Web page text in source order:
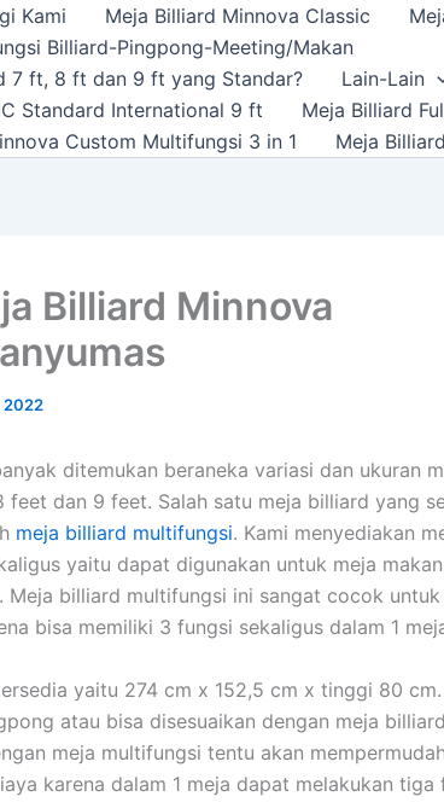
Kami Meja Billiard Minnova Classic
Billiard-Pingpong-Meeting/Makan
7 ft, 8 ft dan 9 ft yang Standar?
Lain-Lain
Standard International 9 ft
Meja Billiard
Custom Multifungsi 3 in 1 Meja
Billiard Minnova
2022
ditemukan beraneka variasi dan ukuran
dan 9 feet. Salah satu meja billiard yang
meja billiard multifungsi. Kami menyediakan
yaitu dapat digunakan untuk meja
Meja billiard multifungsi ini sangat cocok untuk
bisa memiliki 3 fungsi sekaligus dalam 1
yaitu 274 cm x 152,5 cm x tinggi 80
atau bisa disesuaikan dengan meja
meja multifungsi tentu akan
karena dalam 1 meja dapat melakukan tiga